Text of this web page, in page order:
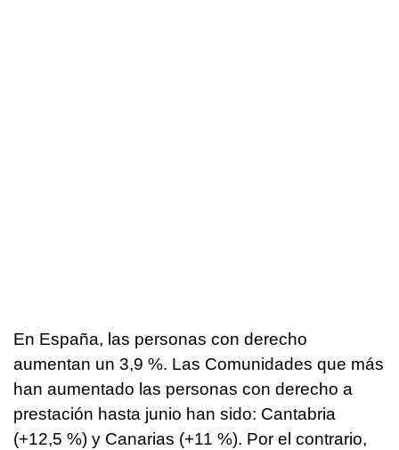
En España, las personas con derecho
aumentan un 3,9 %. Las Comunidades que más
han aumentado las personas con derecho a
prestación hasta junio han sido: Cantabria
(+12,5 %) y Canarias (+11 %). Por el contrario,